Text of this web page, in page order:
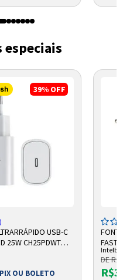
especiais
39% OFF
USB-C
25W CH25PDWT
OU BOLETO
FONTE
FAST
Intelbras
DE R$ 46,68